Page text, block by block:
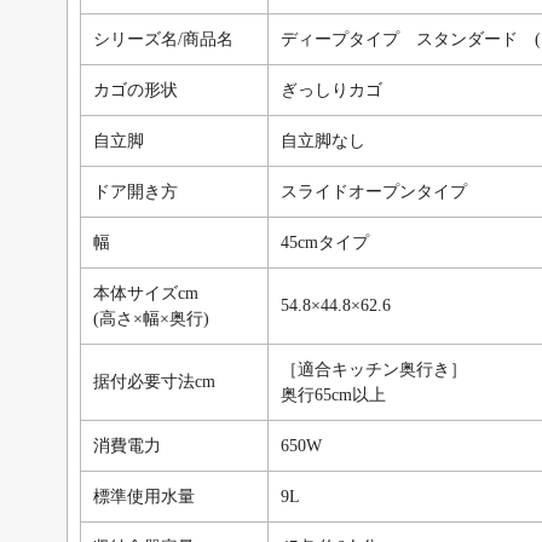
シリーズ名/商品名 ディープタイプ スタンダード (
カゴの形状 ぎっしりカゴ
自立脚 自立脚なし
ドア開き方 スライドオープンタイプ
幅 45cmタイプ
本体サイズcm
(高さ×幅×奥行)
54.8×44.8×62.6
据付必要寸法cm
［適合キッチン奥行き］
奥行65cm以上
消費電力 650W
標準使用水量 9L